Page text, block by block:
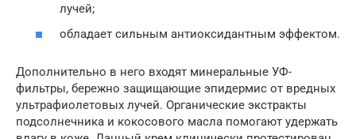
лучей;
обладает сильным антиоксидантным эффектом.
Дополнительно в него входят минеральные УФ-
фильтры, бережно защищающие эпидермис от вредных
ультрафиолетовых лучей. Органические экстракты
подсолнечника и кокосового масла помогают удержать